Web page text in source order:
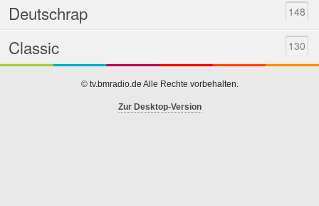
Deutschrap 148
Classic 130
© tv.bmradio.de Alle Rechte vorbehalten.
Zur Desktop-Version